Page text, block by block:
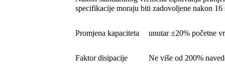
specifikacije moraju biti zadovoljene nakon 16
Promjena kapaciteta unutar ±20% početne
Faktor disipacije Ne više od 200%